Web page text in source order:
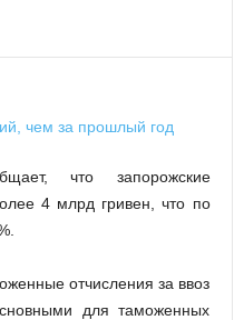
что запорожские
4 млрд гривен, что по
отчисления за ввоз
для таможенных